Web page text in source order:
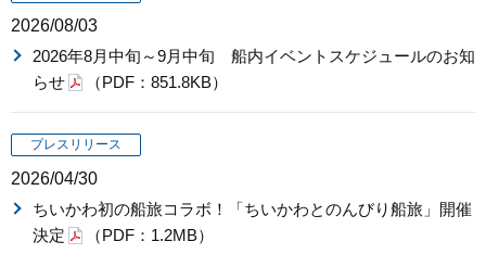
2026/08/03
2026年8月中旬～9月中旬 船内イベントスケジュールのお知
らせ
（PDF：851.8KB）
プレスリリース
2026/04/30
ちいかわ初の船旅コラボ！「ちいかわとのんびり船旅」開催
決定
（PDF：1.2MB）